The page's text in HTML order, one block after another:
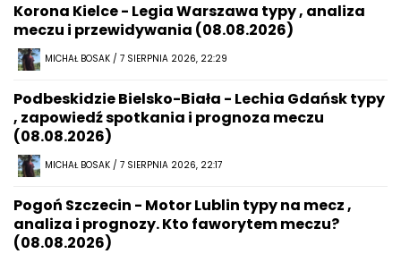
Korona Kielce - Legia Warszawa typy , analiza
meczu i przewidywania (08.08.2026)
MICHAŁ BOSAK / 7 SIERPNIA 2026, 22:29
Podbeskidzie Bielsko-Biała - Lechia Gdańsk typy
, zapowiedź spotkania i prognoza meczu
(08.08.2026)
MICHAŁ BOSAK / 7 SIERPNIA 2026, 22:17
Pogoń Szczecin - Motor Lublin typy na mecz ,
analiza i prognozy. Kto faworytem meczu?
(08.08.2026)